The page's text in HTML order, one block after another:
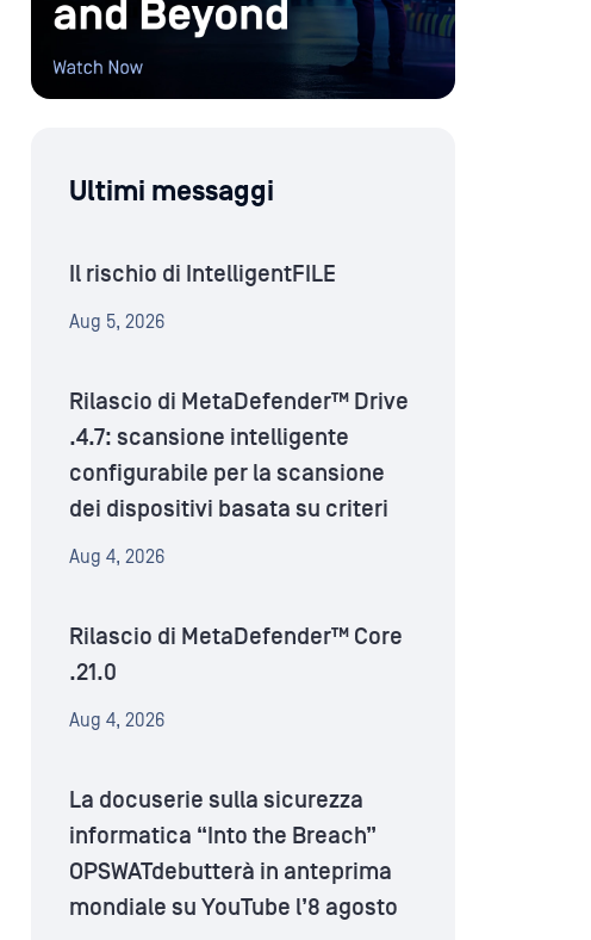
Ultimi messaggi
Il rischio di IntelligentFILE
Aug 5, 2026
Rilascio di MetaDefender™ Drive
.4.7: scansione intelligente
configurabile per la scansione
dei dispositivi basata su criteri
Aug 4, 2026
Rilascio di MetaDefender™ Core
.21.0
Aug 4, 2026
La docuserie sulla sicurezza
informatica “Into the Breach”
OPSWATdebutterà in anteprima
mondiale su YouTube l’8 agosto